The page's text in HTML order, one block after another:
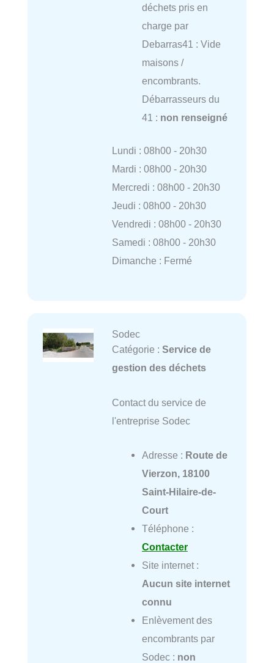
déchets pris en
charge par
Debarras41 : Vide
maisons /
encombrants.
Débarrasseurs du
41 : non renseigné
Lundi : 08h00 - 20h30
Mardi : 08h00 - 20h30
Mercredi : 08h00 - 20h30
Jeudi : 08h00 - 20h30
Vendredi : 08h00 - 20h30
Samedi : 08h00 - 20h30
Dimanche : Fermé
Sodec
Catégorie : Service de
gestion des déchets
Contact du service de
l'entreprise Sodec
Adresse : Route de
Vierzon, 18100
Saint-Hilaire-de-
Court
Téléphone :
Contacter
Site internet :
Aucun site internet
connu
Enlèvement des
encombrants par
Sodec : non